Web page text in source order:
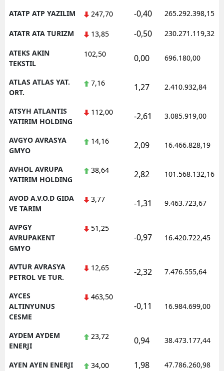
ATATP ATP YAZILIM 247,70 -0,40 265.292.398,15
ATATR ATA TURIZM 13,85 -0,50 230.271.119,32
ATEKS AKIN
TEKSTIL
102,50 0,00 696.180,00
ATLAS ATLAS YAT.
ORT.
7,16 1,27 2.410.932,84
ATSYH ATLANTIS
YATIRIM HOLDING
112,00 -2,61 3.085.919,00
AVGYO AVRASYA
GMYO
14,16 2,09 16.466.828,19
AVHOL AVRUPA
YATIRIM HOLDING
38,64 2,82 101.568.132,16
AVOD A.V.O.D GIDA
VE TARIM
3,77 -1,31 9.463.723,67
AVPGY
AVRUPAKENT
GMYO
51,25
-0,97 16.420.722,45
AVTUR AVRASYA
PETROL VE TUR.
12,65 -2,32 7.476.555,64
AYCES
ALTINYUNUS
CESME
463,50
-0,11 16.984.699,00
AYDEM AYDEM
ENERJI
23,72 0,94 38.473.177,44
AYEN AYEN ENERJI 34,00 1,98 47.786.260,98